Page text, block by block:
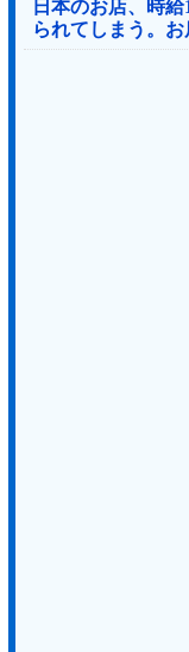
日本のお店、時
られてしまう。お